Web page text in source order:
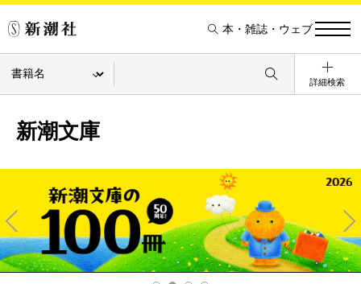
本・雑誌・ウェブ
詳細検索
新潮文庫
Pre
v
Ne
xt